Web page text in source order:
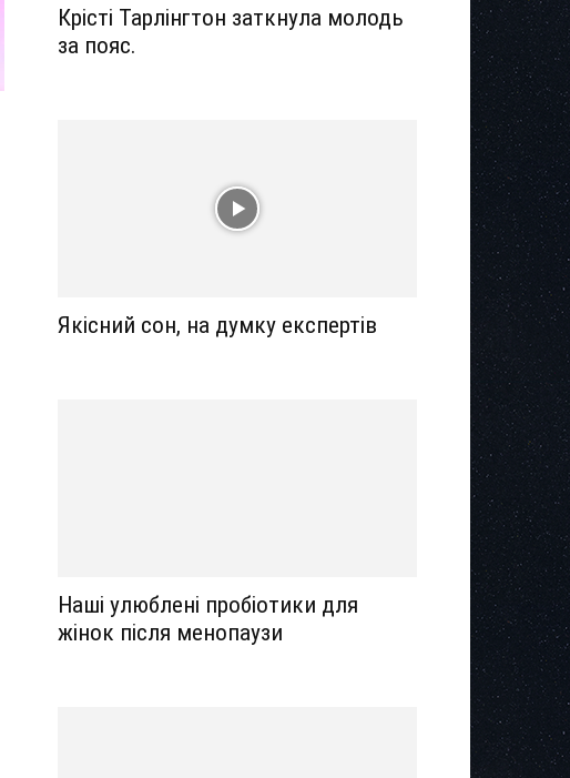
Крісті Тарлінгтон заткнула молодь
за пояс.
Якісний сон, на думку експертів
Наші улюблені пробіотики для
жінок після менопаузи